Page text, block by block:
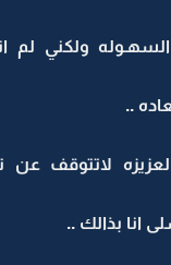
ولكني لم
..
لاتتوقف عن
انا بذالك ..